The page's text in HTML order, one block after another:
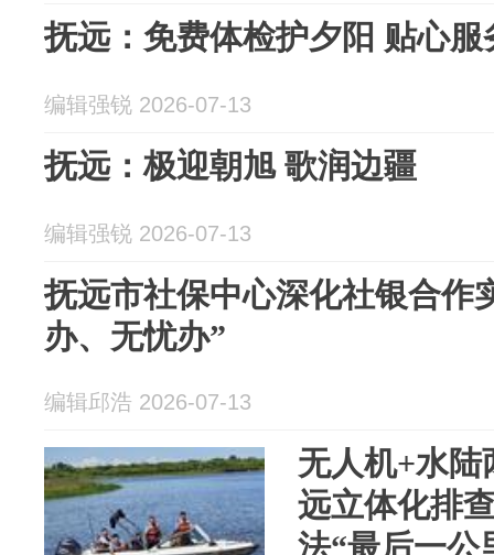
抚远：免费体检护夕阳 贴心服
编辑强锐 2026-07-13
抚远：极迎朝旭 歌润边疆
编辑强锐 2026-07-13
抚远市社保中心深化社银合作
办、无忧办”
编辑邱浩 2026-07-13
无人机+水陆
远立体化排
法“最后一公